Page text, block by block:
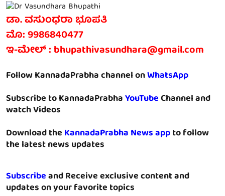
ಡಾ. ವಸುಂಧರಾ ಭೂಪತಿ
ಮೊ: 9986840477
ಇ-ಮೇಲ್ : bhupathivasundhara@gmail.com
Follow KannadaPrabha channel onWhatsApp
Subscribe to KannadaPrabhaYouTubeChannel and
watch Videos
Download theKannadaPrabha News appto follow
the latest news updates
Subscribeand Receive exclusive content and
updates on your favorite topics